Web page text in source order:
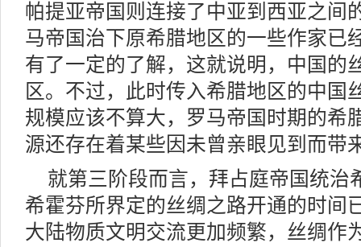
帕提亚帝国则连接了中亚到西亚之间
马帝国治下原希腊地区的一些作家已
有了一定的了解，这就说明，中国的
区。不过，此时传入希腊地区的中国
规模应该不算大，罗马帝国时期的希
源还存在着某些因未曾亲眼见到而带
就第三阶段而言，拜占庭帝国统治
希霍芬所界定的丝绸之路开通的时间
大陆物质文明交流更加频繁，丝绸作